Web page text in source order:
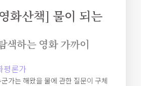
화산책] 물이 되는
색하는 영화 가까이
평론가
가는 해왔을 물에 관한 질문이 구체